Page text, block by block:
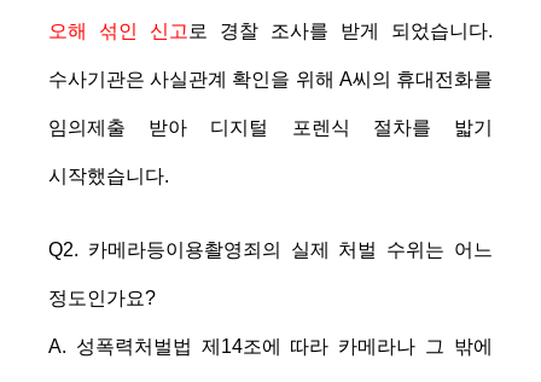
오해 섞인 신고 로 경찰 조사를 받게 되었습니다.
수사기관은 사실관계 확인을 위해 A씨의 휴대전화를
임의제출 받아 디지털 포렌식 절차를 밟기
시작했습니다.
Q2. 카메라등이용촬영죄의 실제 처벌 수위는 어느
정도인가요?
A. 성폭력처벌법 제14조에 따라 카메라나 그 밖에